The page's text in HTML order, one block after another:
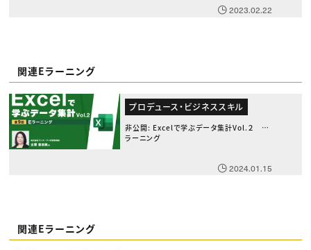
2023.02.22
関連Eラーニング
プロデュース・ビジネススキル
非公開: Excelで学ぶデータ集計Vol.２ E
ラーニング
2024.01.15
関連Eラーニング